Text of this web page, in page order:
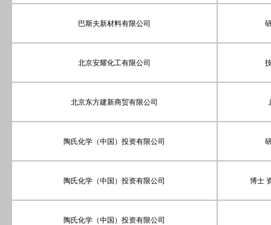
巴斯夫新材料有限公司
北京安耀化工有限公司
北京东方建新商贸有限公司
陶氏化学（中国）投资有限公司
陶氏化学（中国）投资有限公司 博士
陶氏化学（中国）投资有限公司